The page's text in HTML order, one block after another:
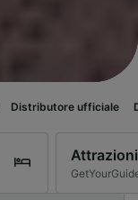
ufficiale Distributore
Attrazioni